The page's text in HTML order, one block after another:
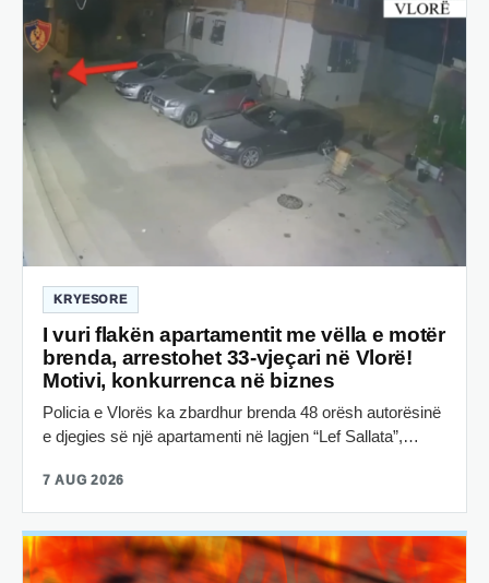
KRYESORE
I vuri flakën apartamentit me vëlla e motër
brenda, arrestohet 33-vjeçari në Vlorë!
Motivi, konkurrenca në biznes
Policia e Vlorës ka zbardhur brenda 48 orësh autorësinë
e djegies së një apartamenti në lagjen “Lef Sallata”,…
7 AUG 2026